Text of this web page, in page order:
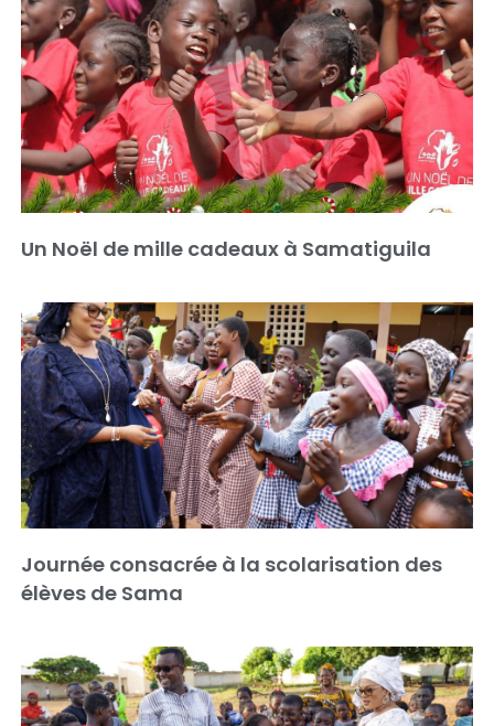
Un Noël de mille cadeaux à Samatiguila
Journée consacrée à la scolarisation des
élèves de Sama